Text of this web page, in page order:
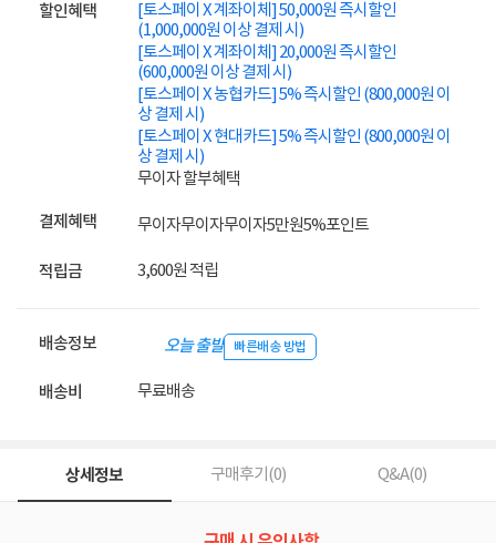
할인혜택
[토스페이 X 계좌이체] 50,000원 즉시할인
(1,000,000원 이상 결제 시)
[토스페이 X 계좌이체] 20,000원 즉시할인
(600,000원 이상 결제 시)
[토스페이 X 농협카드] 5% 즉시할인 (800,000원 이
상 결제 시)
[토스페이 X 현대카드] 5% 즉시할인 (800,000원 이
상 결제 시)
무이자 할부혜택
결제혜택 무이자무이자무이자5만원5%포인트
적립금 3,600원 적립
배송정보 오늘 출발 빠른배송 방법
배송비 무료배송
상세정보 구매후기(0) Q&A(0)